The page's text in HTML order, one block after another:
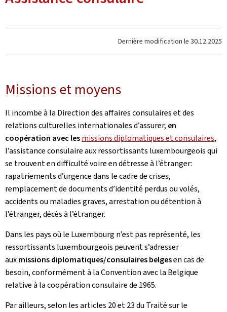
Dernière modification le 30.12.2025
Missions et moyens
Il incombe à la Direction des affaires consulaires et des
relations culturelles internationales d’assurer, en
coopération avec lesmissions diplomatiques et consulaires,
l’assistance consulaire aux ressortissants luxembourgeois qui
se trouvent en difficulté voire en détresse à l’étranger:
rapatriements d’urgence dans le cadre de crises,
remplacement de documents d’identité perdus ou volés,
accidents ou maladies graves, arrestation ou détention à
l’étranger, décès à l’étranger.
Dans les pays où le Luxembourg n’est pas représenté, les
ressortissants luxembourgeois peuvent s’adresser
auxmissions diplomatiques/consulaires belgesen cas de
besoin, conformément à la Convention avec la Belgique
relative à la coopération consulaire de 1965.
Par ailleurs, selon les articles 20 et 23 du Traité sur le